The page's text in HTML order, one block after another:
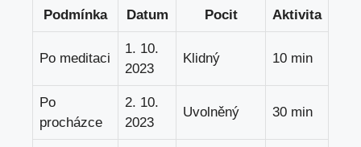
Podmínka Datum Pocit Aktivita
Po meditaci
1. 10.
2023
Klidný 10 min
Po
procházce
2. 10.
2023
Uvolněný 30 min